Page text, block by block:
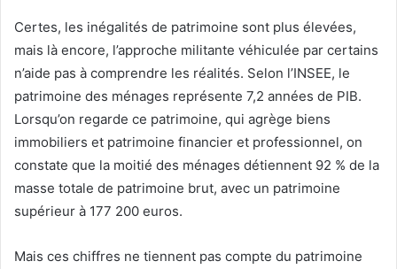
Certes, les inégalités de patrimoine sont plus élevées,
mais là encore, l’approche militante véhiculée par certains
n’aide pas à comprendre les réalités. Selon l’INSEE, le
patrimoine des ménages représente 7,2 années de PIB.
Lorsqu’on regarde ce patrimoine, qui agrège biens
immobiliers et patrimoine financier et professionnel, on
constate que la moitié des ménages détiennent 92 % de la
masse totale de patrimoine brut, avec un patrimoine
supérieur à 177 200 euros.
Mais ces chiffres ne tiennent pas compte du patrimoine